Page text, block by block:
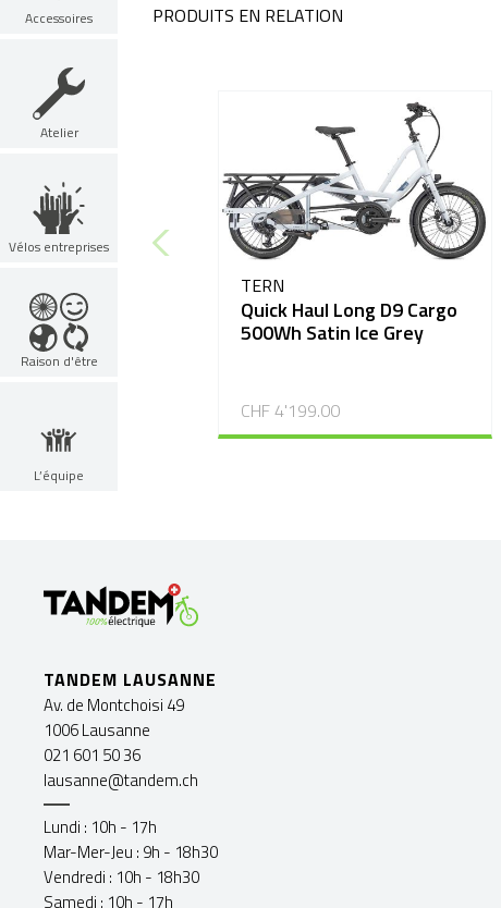
Accessoires
Atelier
Vélos entreprises
Raison d'être
L’équipe
PRODUITS EN RELATION
TERN
Quick Haul Long D9 Cargo
500Wh Satin Ice Grey
CHF 4'199.00
TANDEM LAUSANNE
Av. de Montchoisi 49
1006 Lausanne
021 601 50 36
lausanne@tandem.ch
Lundi : 10h - 17h
Mar-Mer-Jeu : 9h - 18h30
Vendredi : 10h - 18h30
Samedi : 10h - 17h